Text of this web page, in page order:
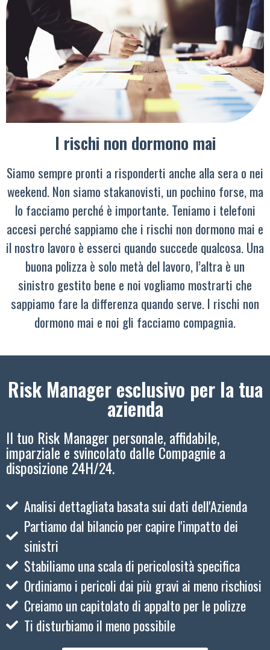
I rischi non dormono mai
Siamo sempre pronti a risponderti anche alla sera o nei
weekend. Non siamo stakanovisti, un pochino forse, ma
lo facciamo perché è importante. Teniamo i telefoni
accesi perché sappiamo che i rischi non dormono mai e
il nostro lavoro è esserci quando succede qualcosa. Una
buona polizza è solo metà del lavoro, l’altra è un
sinistro gestito bene e noi vogliamo mostrarti che
sappiamo fare la differenza quando serve. I rischi non
dormono mai e noi gli facciamo compagnia.
Risk Manager esclusivo per la tua
azienda
Il tuo Risk Manager personale, affidabile,
imparziale e svincolato dalle Compagnie a
disposizione 24H/24.
Analisi dettagliata basata sui dati dell'Azienda
Partiamo dal bilancio per capire l'impatto dei
sinistri
Stabiliamo una scala di pericolosità specifica
Ordiniamo i pericoli dai più gravi ai meno rischiosi
Creiamo un capitolato di appalto per le polizze
Ti disturbiamo il meno possibile